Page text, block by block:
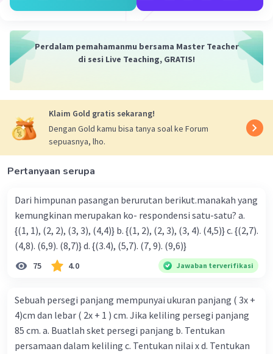
Iklan
Perdalam pemahamanmu bersama Master Teacher
di sesi Live Teaching, GRATIS!
Klaim Gold gratis sekarang!
Dengan Gold kamu bisa tanya soal ke Forum
sepuasnya, lho.
Pertanyaan serupa
Dari himpunan pasangan berurutan berikut.manakah yang
kemungkinan merupakan ko- respondensi satu-satu? a.
{(1, 1), (2, 2), (3, 3), (4,4)} b. {(1, 2), (2, 3), (3, 4). (4,5)} c. {(2,7).
(4,8). (6,9). (8,7)} d. {(3.4), (5,7). (7, 9). (9,6)}
75 4.0 Jawaban terverifikasi
Sebuah persegi panjang mempunyai ukuran panjang ( 3x +
4)cm dan lebar ( 2x + 1 ) cm. Jika keliling persegi panjang
85 cm. a. Buatlah sket persegi panjang b. Tentukan
persamaan dalam keliling c. Tentukan nilai x d. Tentukan